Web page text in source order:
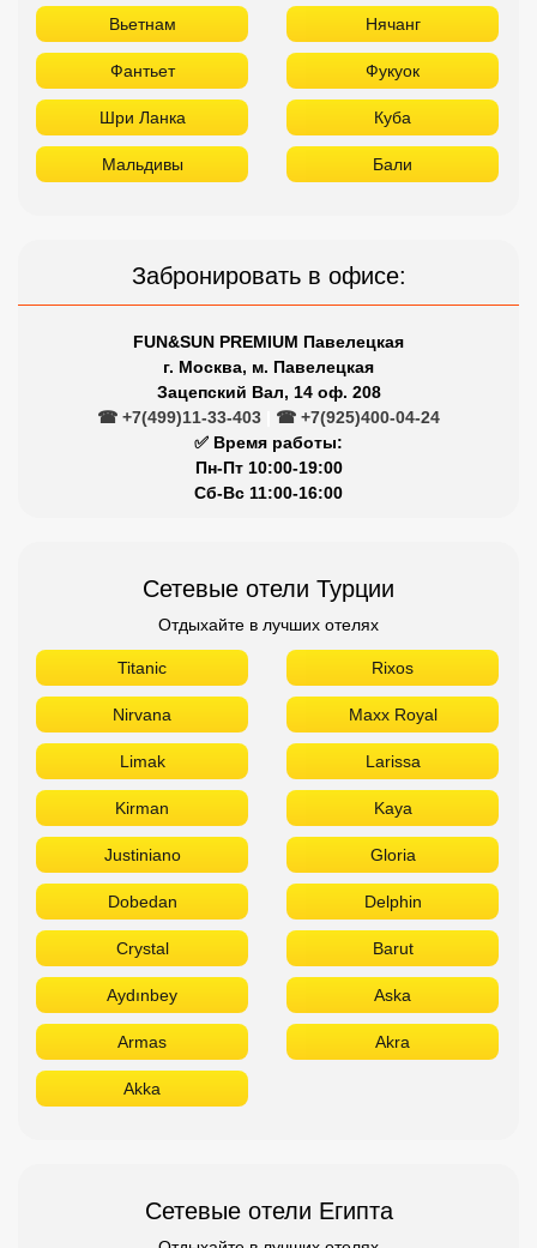
Вьетнам Нячанг
Фантьет Фукуок
Шри Ланка Куба
Мальдивы Бали
Забронировать в офисе:
FUN&SUN PREMIUM Павелецкая
г. Москва, м. Павелецкая
Зацепский Вал, 14 оф. 208
☎ +7(499)11-33-403
☎ +7(925)400-04-24
✅ Время работы:
Пн-Пт 10:00-19:00
Сб-Вс 11:00-16:00
Сетевые отели Турции
Отдыхайте в лучших отелях
Titanic Rixos
Nirvana Maxx Royal
Limak Larissa
Kirman Kaya
Justiniano Gloria
Dobedan Delphin
Crystal Barut
Aydınbey Aska
Armas Akra
Akka
Сетевые отели Египта